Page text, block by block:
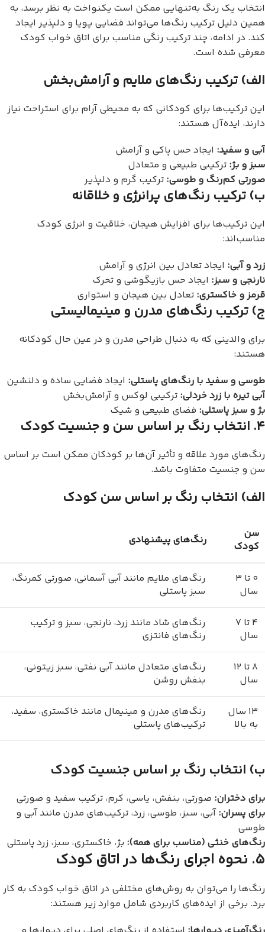
انتخاب یک رنگ به‌تنهایی ممکن است یکنواخت به نظر برسد، به
همین دلیل ترکیب رنگ‌ها می‌تواند فضایی پویا و دلپذیر ایجاد
کند. در ادامه، چند ترکیب رنگی مناسب برای اتاق خواب کودک
معرفی شده است.
الف) ترکیب رنگ‌های ملایم و آرامش‌بخش
این ترکیب‌ها برای کودکانی که به محیطی آرام برای استراحت نیاز
دارند، ایده‌آل هستند:
آبی و سفید: ایجاد حس پاکی و آرامش
سبز و بژ: ترکیبی طبیعی و متعادل
صورتی کم‌رنگ و طوسی: ترکیب گرم و دلپذیر
ب) ترکیب رنگ‌های پرانرژی و خلاقانه
این ترکیب‌ها برای افزایش هیجان، خلاقیت و انرژی کودک
مناسب‌اند:
زرد و آبی: ایجاد تعادل بین انرژی و آرامش
نارنجی و سبز: ایجاد حس بازیگوشی و تحرک
قرمز و خاکستری: تعادل بین هیجان و استواری
ج) ترکیب رنگ‌های مدرن و مینیمالیستی
برای والدینی که به دنبال طراحی مدرن و در عین حال کودکانه
هستند:
طوسی و سفید با رنگ‌های پاستلی: ایجاد فضایی ساده و دلنشین
آبی تیره با زرد خردلی: ترکیبی لوکس و آرامش‌بخش
بژ و سبز پاستلی: فضای طبیعی و شیک
۴. انتخاب رنگ بر اساس سن و جنسیت کودک
رنگ‌های مورد علاقه و تأثیر آن‌ها بر کودکان ممکن است بر اساس
سن و جنسیت متفاوت باشد.
الف) انتخاب رنگ بر اساس سن کودک
سن
کودک
رنگ‌های پیشنهادی
۰ تا ۳
سال
رنگ‌های ملایم مانند آبی آسمانی، صورتی کمرنگ،
سبز پاستلی
۴ تا ۷
سال
رنگ‌های شاد مانند زرد، نارنجی، سبز و ترکیب
رنگ‌های فانتزی
۸ تا ۱۲
سال
رنگ‌های متعادل مانند آبی نفتی، سبز زیتونی،
بنفش روشن
۱۳ سال
به بالا
رنگ‌های مدرن و مینیمال مانند خاکستری، سفید،
ترکیب‌های پاستلی
ب) انتخاب رنگ بر اساس جنسیت کودک
برای دختران: صورتی، بنفش، یاسی، کرم، ترکیب سفید و صورتی
برای پسران:آبی، سبز، طوسی، زرد، ترکیب‌های مدرن مانند آبی و
طوسی
رنگ‌های خنثی (مناسب برای همه): بژ، خاکستری، سبز، زرد پاستلی
۵. نحوه اجرای رنگ‌ها در اتاق کودک
رنگ‌ها را می‌توان به روش‌های مختلفی در اتاق خواب کودک به کار
برد. برخی از ایده‌های کاربردی شامل موارد زیر هستند: